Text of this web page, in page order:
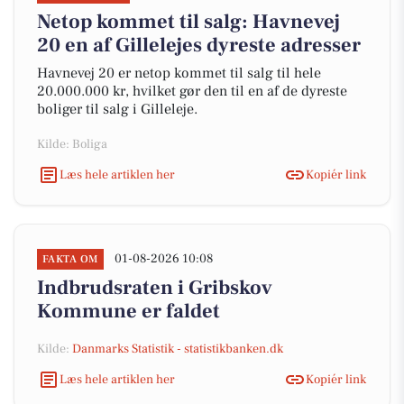
Netop kommet til salg: Havnevej
20 en af Gillelejes dyreste adresser
Havnevej 20 er netop kommet til salg til hele
20.000.000 kr, hvilket gør den til en af de dyreste
boliger til salg i Gilleleje.
Kilde: Boliga
Læs hele artiklen her
Kopiér link
FAKTA OM 01-08-2026 10:08
Indbrudsraten i Gribskov
Kommune er faldet
Kilde: Danmarks Statistik - statistikbanken.dk
Læs hele artiklen her
Kopiér link